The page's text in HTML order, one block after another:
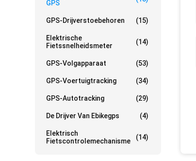
GPS
GPS-Drijverstoebehoren (15)
Elektrische
Fietssnelheidsmeter
(14)
GPS-Volgapparaat (53)
GPS-Voertuigtracking (34)
GPS-Autotracking (29)
De Drijver Van Ebikegps (4)
Elektrisch
Fietscontrolemechanisme
(14)